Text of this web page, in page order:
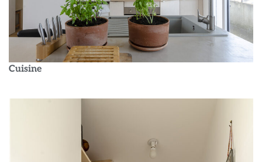
Cuisine